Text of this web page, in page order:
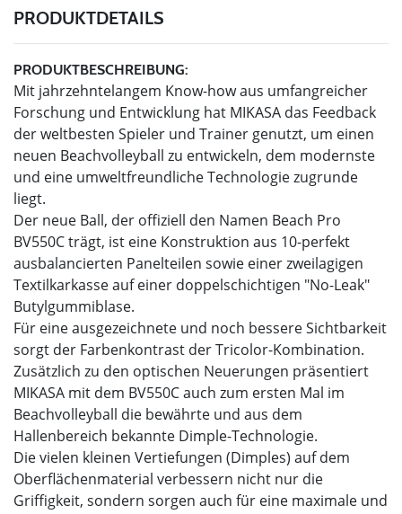
PRODUKTDETAILS
PRODUKTBESCHREIBUNG:
Mit jahrzehntelangem Know-how aus umfangreicher
Forschung und Entwicklung hat MIKASA das Feedback
der weltbesten Spieler und Trainer genutzt, um einen
neuen Beachvolleyball zu entwickeln, dem modernste
und eine umweltfreundliche Technologie zugrunde
liegt.
Der neue Ball, der offiziell den Namen Beach Pro
BV550C trägt, ist eine Konstruktion aus 10-perfekt
ausbalancierten Panelteilen sowie einer zweilagigen
Textilkarkasse auf einer doppelschichtigen "No-Leak"
Butylgummiblase.
Für eine ausgezeichnete und noch bessere Sichtbarkeit
sorgt der Farbenkontrast der Tricolor-Kombination.
Zusätzlich zu den optischen Neuerungen präsentiert
MIKASA mit dem BV550C auch zum ersten Mal im
Beachvolleyball die bewährte und aus dem
Hallenbereich bekannte Dimple-Technologie.
Die vielen kleinen Vertiefungen (Dimples) auf dem
Oberflächenmaterial verbessern nicht nur die
Griffigkeit, sondern sorgen auch für eine maximale und